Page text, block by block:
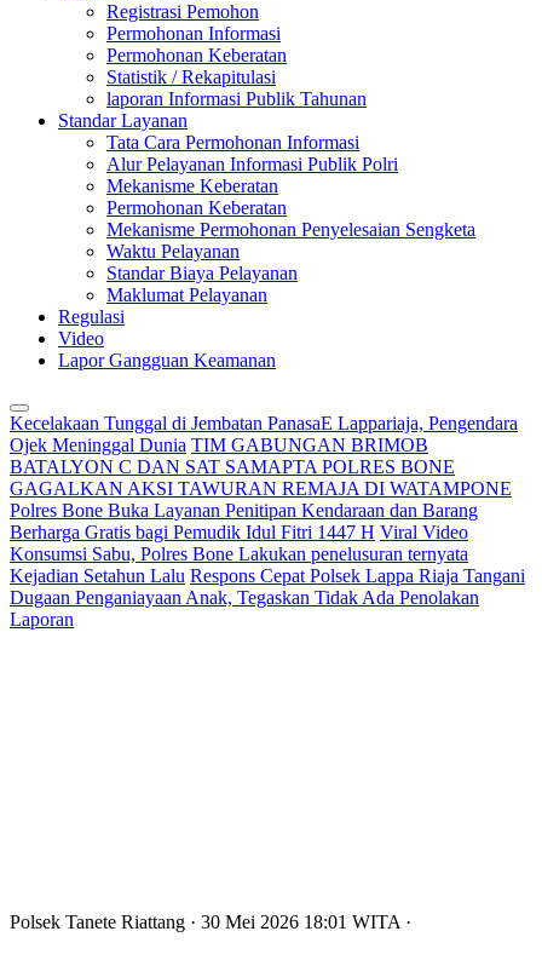
Registrasi Pemohon
Permohonan Informasi
Permohonan Keberatan
Statistik / Rekapitulasi
laporan Informasi Publik Tahunan
Standar Layanan
Tata Cara Permohonan Informasi
Alur Pelayanan Informasi Publik Polri
Mekanisme Keberatan
Permohonan Keberatan
Mekanisme Permohonan Penyelesaian Sengketa
Waktu Pelayanan
Standar Biaya Pelayanan
Maklumat Pelayanan
Regulasi
Video
Lapor Gangguan Keamanan
Kecelakaan Tunggal di Jembatan PanasaE Lappariaja, Pengendara
Ojek Meninggal Dunia TIM GABUNGAN BRIMOB
BATALYON C DAN SAT SAMAPTA POLRES BONE
GAGALKAN AKSI TAWURAN REMAJA DI WATAMPONE
Polres Bone Buka Layanan Penitipan Kendaraan dan Barang
Berharga Gratis bagi Pemudik Idul Fitri 1447 H Viral Video
Konsumsi Sabu, Polres Bone Lakukan penelusuran ternyata
Kejadian Setahun Lalu Respons Cepat Polsek Lappa Riaja Tangani
Dugaan Penganiayaan Anak, Tegaskan Tidak Ada Penolakan
Laporan
Polsek Tanete Riattang · 30 Mei 2026 18:01 WITA ·